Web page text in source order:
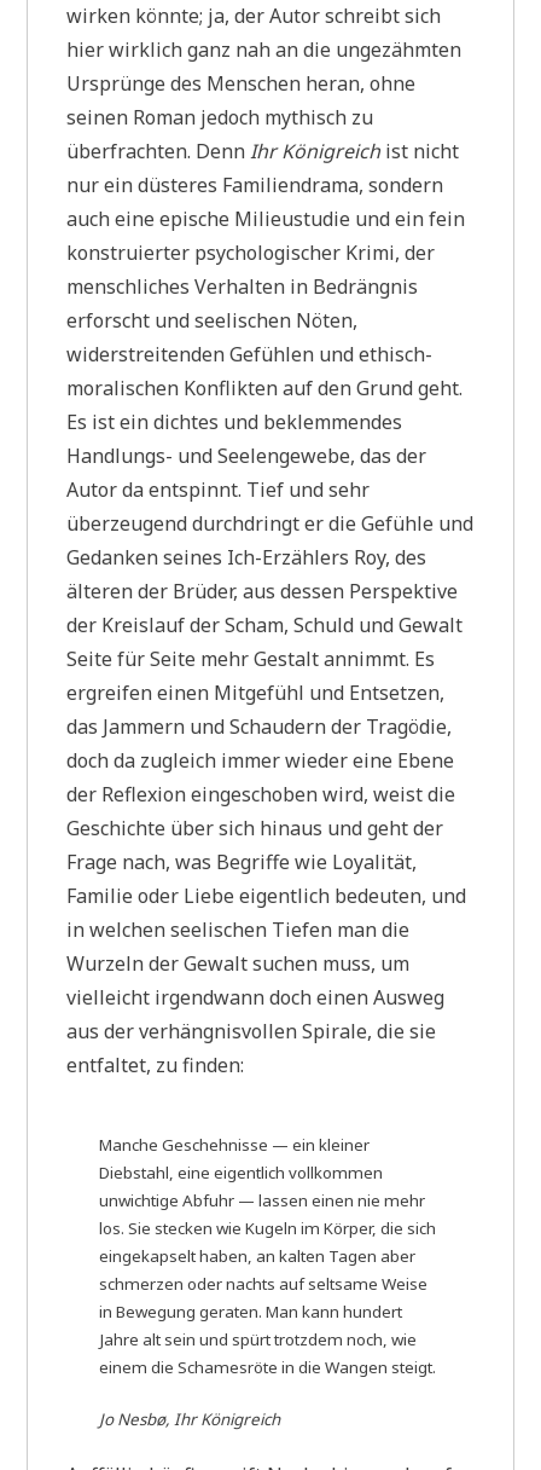
wirken könnte; ja, der Autor schreibt sich
hier wirklich ganz nah an die ungezähmten
Ursprünge des Menschen heran, ohne
seinen Roman jedoch mythisch zu
überfrachten. DennIhr Königreich ist nicht
nur ein düsteres Familiendrama, sondern
auch eine epische Milieustudie und ein fein
konstruierter psychologischer Krimi, der
menschliches Verhalten in Bedrängnis
erforscht und seelischen Nöten,
widerstreitenden Gefühlen und ethisch-
moralischen Konflikten auf den Grund geht.
Es ist ein dichtes und beklemmendes
Handlungs- und Seelengewebe, das der
Autor da entspinnt. Tief und sehr
überzeugend durchdringt er die Gefühle und
Gedanken seines Ich-Erzählers Roy, des
älteren der Brüder, aus dessen Perspektive
der Kreislauf der Scham, Schuld und Gewalt
Seite für Seite mehr Gestalt annimmt. Es
ergreifen einen Mitgefühl und Entsetzen,
das Jammern und Schaudern der Tragödie,
doch da zugleich immer wieder eine Ebene
der Reflexion eingeschoben wird, weist die
Geschichte über sich hinaus und geht der
Frage nach, was Begriffe wie Loyalität,
Familie oder Liebe eigentlich bedeuten, und
in welchen seelischen Tiefen man die
Wurzeln der Gewalt suchen muss, um
vielleicht irgendwann doch einen Ausweg
aus der verhängnisvollen Spirale, die sie
entfaltet, zu finden:
Manche Geschehnisse — ein kleiner
Diebstahl, eine eigentlich vollkommen
unwichtige Abfuhr — lassen einen nie mehr
los. Sie stecken wie Kugeln im Körper, die sich
eingekapselt haben, an kalten Tagen aber
schmerzen oder nachts auf seltsame Weise
in Bewegung geraten. Man kann hundert
Jahre alt sein und spürt trotzdem noch, wie
einem die Schamesröte in die Wangen steigt.
Jo Nesbø, Ihr Königreich